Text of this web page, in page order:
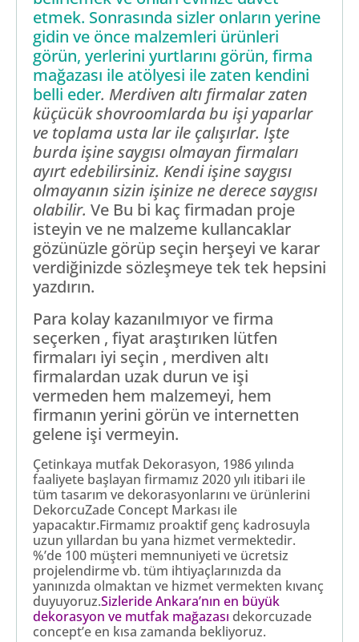
etmek. Sonrasında sizler onların yerine
gidin ve önce malzemleri ürünleri
görün, yerlerini yurtlarını görün, firma
mağazası ile atölyesi ile zaten kendini
belli eder. Merdiven altı firmalar zaten
küçücük shovroomlarda bu işi yaparlar
ve toplama usta lar ile çalışırlar. İşte
burda işine saygısı olmayan firmaları
ayırt edebilirsiniz. Kendi işine saygısı
olmayanın sizin işinize ne derece saygısı
olabilir. Ve Bu bi kaç firmadan proje
isteyin ve ne malzeme kullancaklar
gözünüzle görüp seçin herşeyi ve karar
verdiğinizde sözleşmeye tek tek hepsini
yazdırın.
Para kolay kazanılmıyor ve firma
seçerken , fiyat araştırıken lütfen
firmaları iyi seçin , merdiven altı
firmalardan uzak durun ve işi
vermeden hem malzemeyi, hem
firmanın yerini görün ve internetten
gelene işi vermeyin.
Çetinkaya mutfak Dekorasyon, 1986 yılında
faaliyete başlayan firmamız 2020 yılı itibari ile
tüm tasarım ve dekorasyonlarını ve ürünlerini
DekorcuZade Concept Markası ile
yapacaktır.Firmamız proaktif genç kadrosuyla
uzun yıllardan bu yana hizmet vermektedir.
%’de 100 müşteri memnuniyeti ve ücretsiz
projelendirme vb. tüm ihtiyaçlarınızda da
yanınızda olmaktan ve hizmet vermekten kıvanç
duyuyoruz.Sizleride Ankara’nın en büyük
dekorasyon ve mutfak mağazası dekorcuzade
concept’e en kısa zamanda bekliyoruz.